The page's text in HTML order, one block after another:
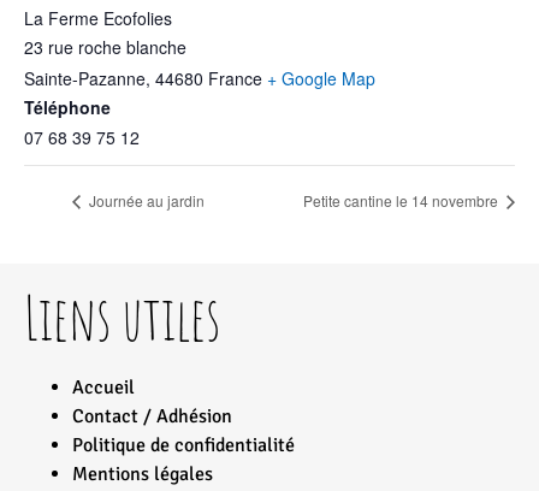
La Ferme Ecofolies
23 rue roche blanche
Sainte-Pazanne, 44680 France + Google Map
Téléphone
07 68 39 75 12
Journée au jardin Petite cantine le 14 novembre
Liens utiles
Accueil
Contact / Adhésion
Politique de confidentialité
Mentions légales